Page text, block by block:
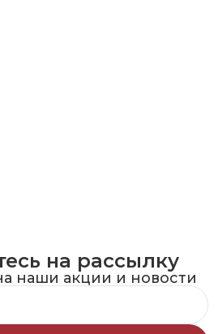
на рассылку
наши акции и новости